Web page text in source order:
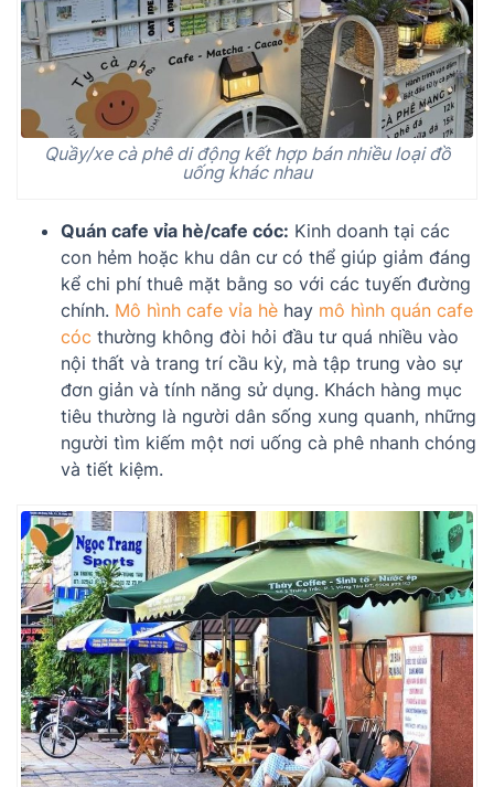
Quầy/xe cà phê di động kết hợp bán nhiều loại đồ
uống khác nhau
Quán cafe vỉa hè/cafe cóc: Kinh doanh tại các
con hẻm hoặc khu dân cư có thể giúp giảm đáng
kể chi phí thuê mặt bằng so với các tuyến đường
chính. Mô hình cafe vỉa hè hay mô hình quán cafe
cóc thường không đòi hỏi đầu tư quá nhiều vào
nội thất và trang trí cầu kỳ, mà tập trung vào sự
đơn giản và tính năng sử dụng. Khách hàng mục
tiêu thường là người dân sống xung quanh, những
người tìm kiếm một nơi uống cà phê nhanh chóng
và tiết kiệm.